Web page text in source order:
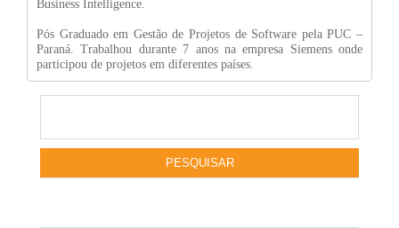
Business Intelligence.
Pós Graduado em Gestão de Projetos de Software pela PUC –
Paraná. Trabalhou durante 7 anos na empresa Siemens onde
participou de projetos em diferentes países.